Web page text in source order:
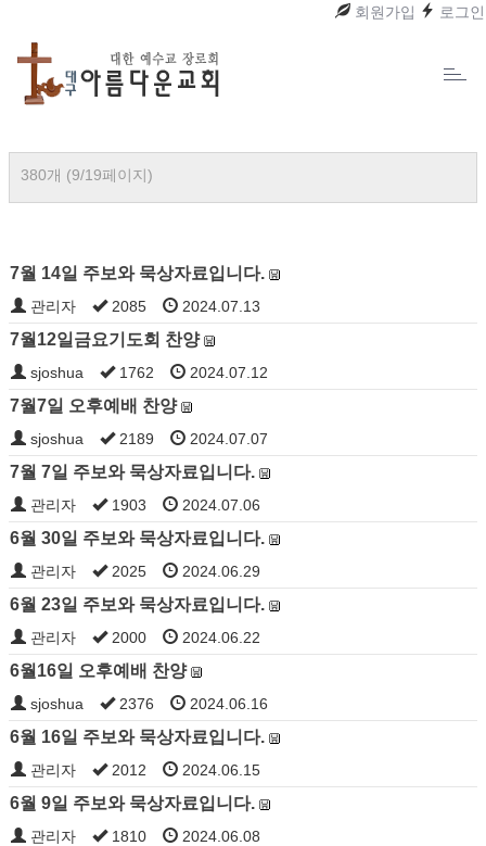
회원가입 로그인
380개 (9/19페이지)
7월 14일 주보와 묵상자료입니다.
관리자 2085 2024.07.13
7월12일금요기도회 찬양
sjoshua 1762 2024.07.12
7월7일 오후예배 찬양
sjoshua 2189 2024.07.07
7월 7일 주보와 묵상자료입니다.
관리자 1903 2024.07.06
6월 30일 주보와 묵상자료입니다.
관리자 2025 2024.06.29
6월 23일 주보와 묵상자료입니다.
관리자 2000 2024.06.22
6월16일 오후예배 찬양
sjoshua 2376 2024.06.16
6월 16일 주보와 묵상자료입니다.
관리자 2012 2024.06.15
6월 9일 주보와 묵상자료입니다.
관리자 1810 2024.06.08